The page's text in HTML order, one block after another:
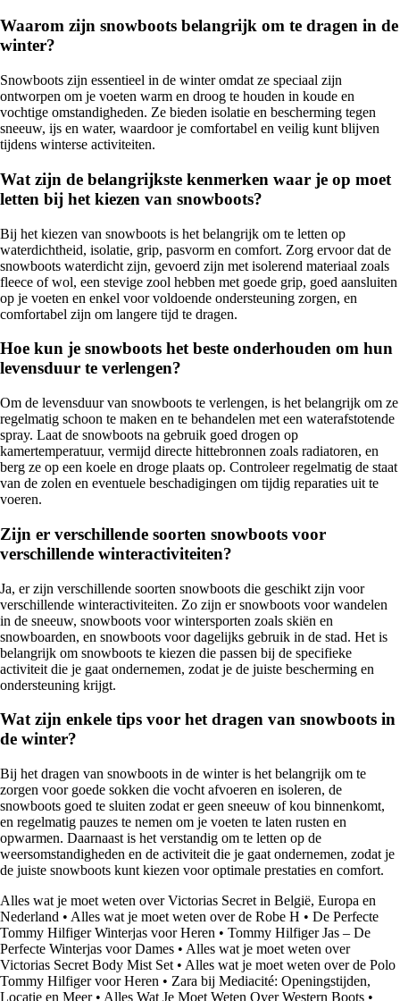
Waarom zijn snowboots belangrijk om te dragen in de
winter?
Snowboots zijn essentieel in de winter omdat ze speciaal zijn
ontworpen om je voeten warm en droog te houden in koude en
vochtige omstandigheden. Ze bieden isolatie en bescherming tegen
sneeuw, ijs en water, waardoor je comfortabel en veilig kunt blijven
tijdens winterse activiteiten.
Wat zijn de belangrijkste kenmerken waar je op moet
letten bij het kiezen van snowboots?
Bij het kiezen van snowboots is het belangrijk om te letten op
waterdichtheid, isolatie, grip, pasvorm en comfort. Zorg ervoor dat de
snowboots waterdicht zijn, gevoerd zijn met isolerend materiaal zoals
fleece of wol, een stevige zool hebben met goede grip, goed aansluiten
op je voeten en enkel voor voldoende ondersteuning zorgen, en
comfortabel zijn om langere tijd te dragen.
Hoe kun je snowboots het beste onderhouden om hun
levensduur te verlengen?
Om de levensduur van snowboots te verlengen, is het belangrijk om ze
regelmatig schoon te maken en te behandelen met een waterafstotende
spray. Laat de snowboots na gebruik goed drogen op
kamertemperatuur, vermijd directe hittebronnen zoals radiatoren, en
berg ze op een koele en droge plaats op. Controleer regelmatig de staat
van de zolen en eventuele beschadigingen om tijdig reparaties uit te
voeren.
Zijn er verschillende soorten snowboots voor
verschillende winteractiviteiten?
Ja, er zijn verschillende soorten snowboots die geschikt zijn voor
verschillende winteractiviteiten. Zo zijn er snowboots voor wandelen
in de sneeuw, snowboots voor wintersporten zoals skiën en
snowboarden, en snowboots voor dagelijks gebruik in de stad. Het is
belangrijk om snowboots te kiezen die passen bij de specifieke
activiteit die je gaat ondernemen, zodat je de juiste bescherming en
ondersteuning krijgt.
Wat zijn enkele tips voor het dragen van snowboots in
de winter?
Bij het dragen van snowboots in de winter is het belangrijk om te
zorgen voor goede sokken die vocht afvoeren en isoleren, de
snowboots goed te sluiten zodat er geen sneeuw of kou binnenkomt,
en regelmatig pauzes te nemen om je voeten te laten rusten en
opwarmen. Daarnaast is het verstandig om te letten op de
weersomstandigheden en de activiteit die je gaat ondernemen, zodat je
de juiste snowboots kunt kiezen voor optimale prestaties en comfort.
Alles wat je moet weten over Victorias Secret in België, Europa en
Nederland • Alles wat je moet weten over de Robe H • De Perfecte
Tommy Hilfiger Winterjas voor Heren • Tommy Hilfiger Jas – De
Perfecte Winterjas voor Dames • Alles wat je moet weten over
Victorias Secret Body Mist Set • Alles wat je moet weten over de Polo
Tommy Hilfiger voor Heren • Zara bij Mediacité: Openingstijden,
Locatie en Meer• Alles Wat Je Moet Weten Over Western Boots •